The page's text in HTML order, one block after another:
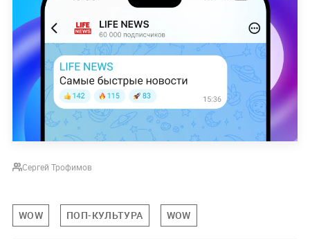
Сергей Трофимов
WOW ПОП-КУЛЬТУРА WOW